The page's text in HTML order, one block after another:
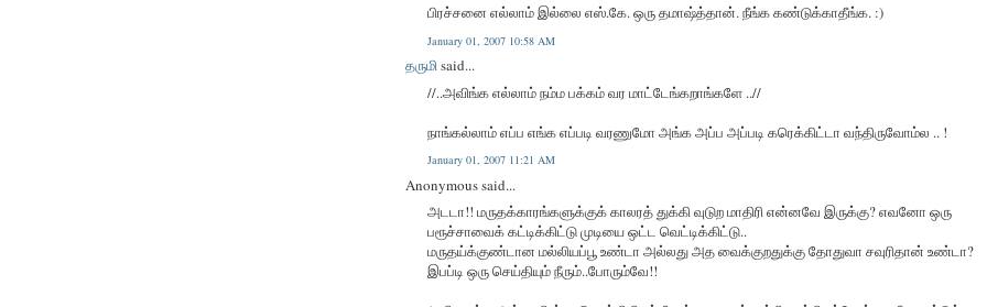
பிரச்சனை எல்லாம் இல்லை எஸ்.கே. ஒரு தமாஷ்த்தான். நீங்க கண்டுக்காதீங்க. :)
January 01, 2007 10:58 AM
தருமிsaid...
//..அவிங்க எல்லாம் நம்ம பக்கம் வர மாட்டேங்கறாங்களே ..//
நாங்கல்லாம் எப்ப எங்க எப்படி வரணுமோ அங்க அப்ப அப்படி கரெக்கிட்டா வந்திருவோம்ல .. !
January 01, 2007 11:21 AM
Anonymous said...
அடடா!! மருதக்காரங்களுக்குக் காலரத் துக்கி வுடுற மாதிரி என்னவே இருக்கு? எவனோ ஒரு
பரூச்சாவைக் கட்டிக்கிட்டு முடியை ஒட்ட வெட்டிக்கிட்டு..
மருதய்க்குண்டான மல்லியப்பூ உண்டா அல்லது அத வைக்குறதுக்கு தோதுவா சவுரிதான் உண்டா?
இபப்டி ஒரு செய்தியும் நீரும்..போரும்வே!!